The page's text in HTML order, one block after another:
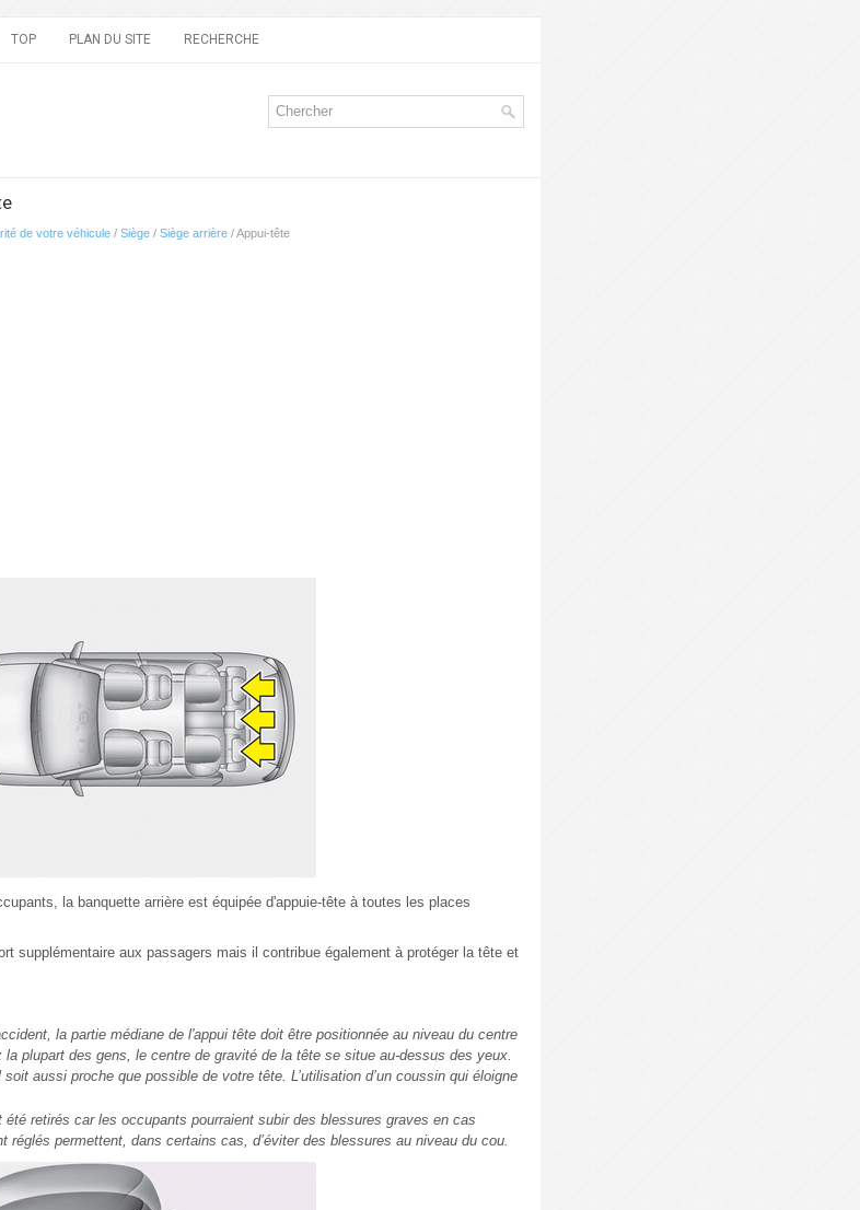
TOP PLAN DU SITE RECHERCHE
de votre véhicule / Siège / Siège arrière / Appui-tête
la banquette arrière est équipée d'appuie-tête à toutes les places
supplémentaire aux passagers mais il contribue également à protéger la tête et
la partie médiane de l'appui tête doit être positionnée au niveau du centre
plupart des gens, le centre de gravité de la tête se situe au-dessus des yeux.
aussi proche que possible de votre tête. L’utilisation d’un coussin qui éloigne
retirés car les occupants pourraient subir des blessures graves en cas
réglés permettent, dans certains cas, d’éviter des blessures au niveau du cou.